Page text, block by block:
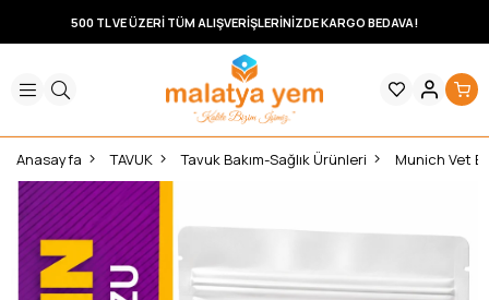
500 TL VE ÜZERİ TÜM ALIŞVERİŞLERİNİZDE KARGO BEDAVA!
Anasayfa TAVUK Tavuk Bakım-Sağlık Ürünleri Munich Vet